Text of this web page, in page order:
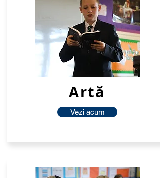
Artă
Vezi acum